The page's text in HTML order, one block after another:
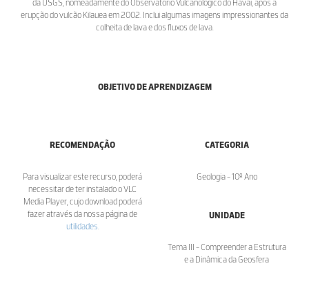
da USGS, nomeadamente do Observatório Vulcanológico do Havai, após a
erupção do vulcão Kilauea em 2002. Inclui algumas imagens impressionantes da
colheita de lava e dos fluxos de lava.
OBJETIVO DE APRENDIZAGEM
RECOMENDAÇÃO
Para visualizar este recurso, poderá
necessitar de ter instalado o VLC
Media Player, cujo download poderá
fazer através da nossa página de
utilidades.
CATEGORIA
Geologia - 10º Ano
UNIDADE
Tema III - Compreender a Estrutura
e a Dinâmica da Geosfera